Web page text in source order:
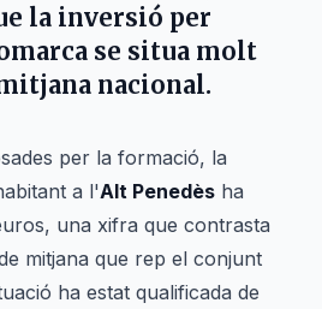
la inversió per
se situa molt
nacional.
per la formació, la
a l'Alt Penedès ha
una xifra que contrasta
mitjana que rep el conjunt
ha estat qualificada de